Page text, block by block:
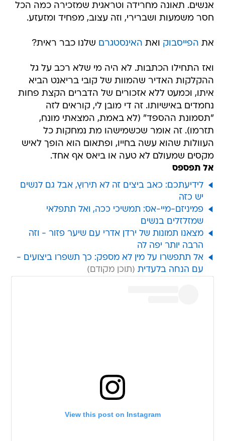
אנשים. תאונה מחרידה וטראגית שמזכירה כמה הכל
חסר משמעות ושברירי, וזה עצוב, מפחיד ומזעזע.
את הפייסבוק ואת האינסטגרם שלנו כבר ראית?
ואז התחילו הכתבות. לא היה מי שלא רכב על גל
ההקלקות האדיר שהמוות של קובי בריאנט הביא
איתו, וכמעט ללא אזכורים של הדברים הקצת פחות
נחמדים באישיותו. זה די מובן לי, קוראים לזה
"תסמונת ההספד" (לא באמת, המצאתי מונח,
תזרמו). זה אומר שכשמישהו מת נמחקות כל
העוולות שהוא עשה בחייו, ופתאום הוא הופך לאיש
מקסים שמעולם לא טעה או ביאס אף אחד.
אל תפספס
לידיעתכם: כאב ביצים זה לא תירוץ, אבל גם לנשים
יש כזה
פמיניזם-מיי-אס: תמשיכי ככה, ואל תתפלאי
שמזלזלים בנשים
מצאנו תמונות של ירדן אדרי עם שיער פזור - וזה
הרבה יותר יפה לה
אל תתפשרו על מין לא מספק: כך תשפרו ביצועים -
עם הנחה בלעדית
View this post on Instagram